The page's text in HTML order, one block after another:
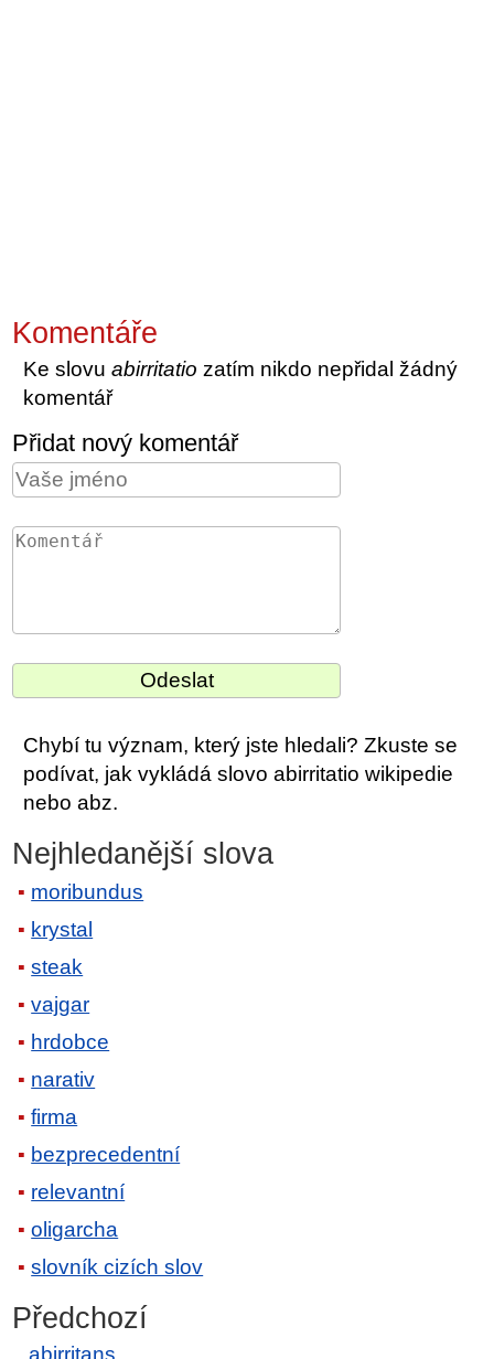
Komentáře
Ke slovuabirritatio zatím nikdo nepřidal žádný
komentář
Přidat nový komentář
Chybí tu význam, který jste hledali? Zkuste se
podívat, jak vykládá slovo abirritatio wikipedie
nebo abz.
Nejhledanější slova
moribundus
krystal
steak
vajgar
hrdobce
narativ
firma
bezprecedentní
relevantní
oligarcha
slovník cizích slov
Předchozí